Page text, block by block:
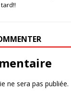
ne sera pas publiée.